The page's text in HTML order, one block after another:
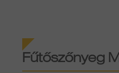
Fűtőszőnyeg